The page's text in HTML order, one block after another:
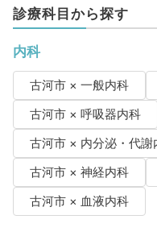
診療科目から探す
内科
古河市 × 一般内科
古河市 × 呼吸器内科
古河市 × 内分泌・代謝
古河市 × 神経内科
古河市 × 血液内科